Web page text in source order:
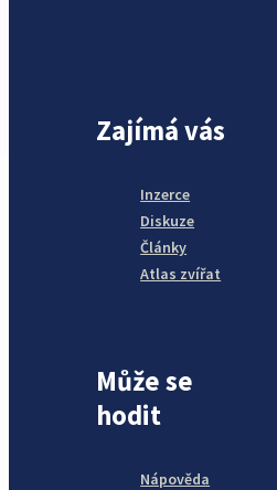
Zajímá vás
Inzerce
Diskuze
Články
Atlas zvířat
Může se
hodit
Nápověda